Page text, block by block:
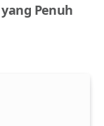
Penuh